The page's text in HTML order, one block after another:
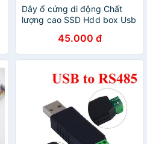
Dây ổ cứng di động Chất
lượng cao SSD Hdd box Usb
Hàng bóc máy – Hàng
Ugreen
45.000 đ